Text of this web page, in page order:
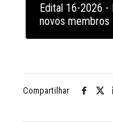
Edital 16-2026
novos membros
Compartilhar